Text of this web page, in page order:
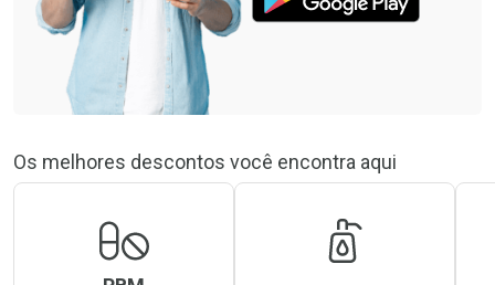
Os melhores descontos você encontra aqui